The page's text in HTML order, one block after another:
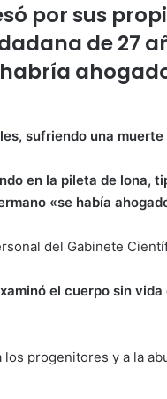
por sus
de 27
sufriendo una
en la pileta de lona,
«se había
del Gabinete
el cuerpo sin
progenitores y a la